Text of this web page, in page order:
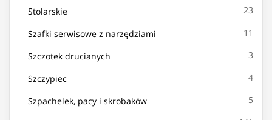
Stolarskie 23
Szafki serwisowe z narzędziami 11
Szczotek drucianych 3
Szczypiec 4
Szpachelek, pacy i skrobaków 5